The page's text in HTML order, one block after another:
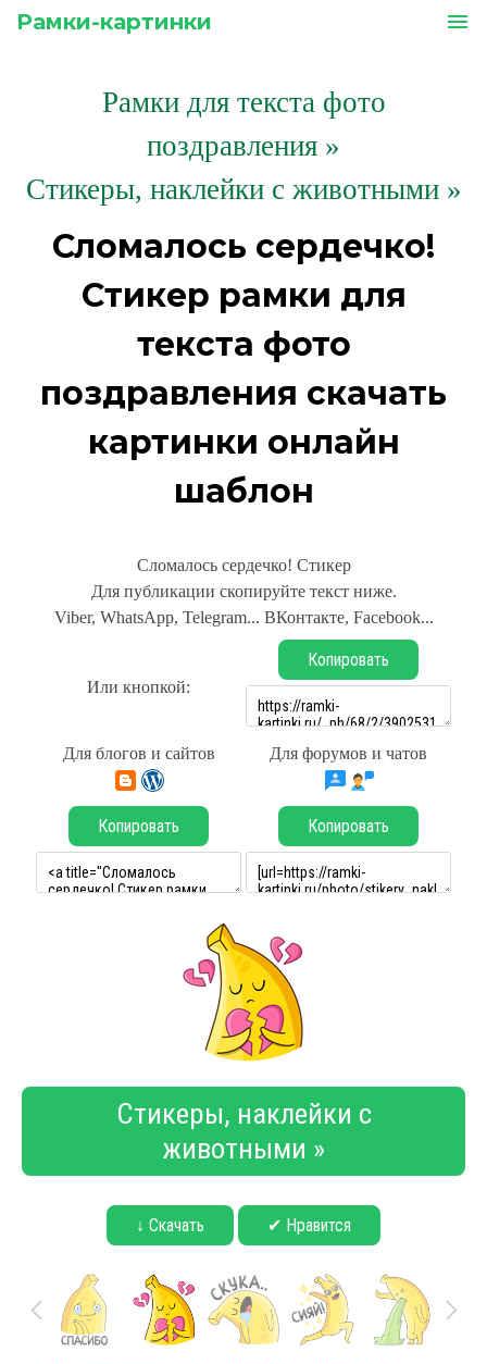
Рамки-картинки menu
Рамки для текста фото
поздравления »
Стикеры, наклейки с животными »
Сломалось сердечко!
Стикер рамки для
текста фото
поздравления скачать
картинки онлайн
шаблон
Сломалось сердечко! Стикер
Для публикации скопируйте текст ниже.
Viber, WhatsApp, Telegram... ВКонтакте, Facebook...
Или кнопкой:
Копировать
Для блогов и сайтов Для форумов и чатов
Копировать Копировать
Стикеры, наклейки с
животными »
↓ Скачать ✔ Нравится